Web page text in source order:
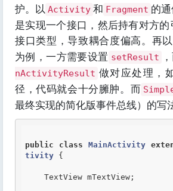
护。以 Activity 和 Fragment 的
是实现一个接口，然后持有对方
接口类型，导致耦合度偏高。再以
为例，一方需要设置 setResult
nActivityResult 做对应处理，
径，代码就会十分臃肿。而
最终实现的简化版事件总线）的写
public class MainActivity
tivity {